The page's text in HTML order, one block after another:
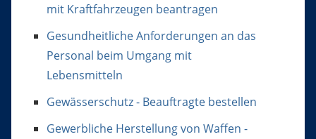
mit Kraftfahrzeugen beantragen
Gesundheitliche Anforderungen an das
Personal beim Umgang mit
Lebensmitteln
Gewässerschutz - Beauftragte bestellen
Gewerbliche Herstellung von Waffen -